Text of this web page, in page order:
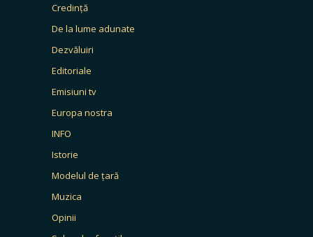
Credință
De la lume adunate
Dezvăluiri
Editoriale
Emisiuni tv
Europa nostra
INFO
Istorie
Modelul de țară
Muzica
Opinii